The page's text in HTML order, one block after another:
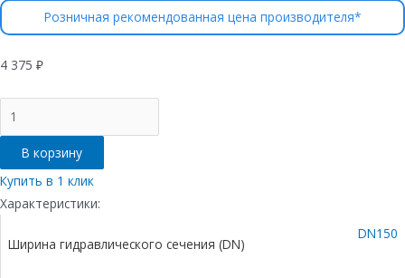
Розничная рекомендованная цена производителя*
4 375 ₽
товара
Лоток
водоотводный
бетонный
коробчатый
(СО-150мм),
водосливом
В корзину
Купить в 1 клик
Характеристики:
Ширина гидравлического сечения (DN)
DN150